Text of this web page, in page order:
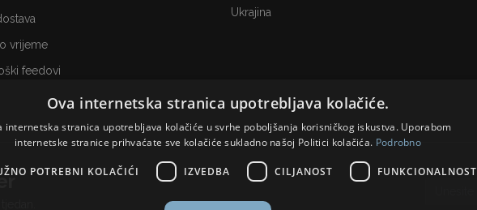
vrijeme
feedovi
Ukrajina
Ova internetska stranica upotrebljava kolačiće.
internetska stranica upotrebljava kolačiće u svrhe poboljšanja korisničkog iskustva. Uporabom
internetske stranice prihvaćate sve kolačiće sukladno našoj Politici kolačića. Podrobno
POTREBNI KOLAČIĆI IZVEDBA CILJANOST FUNKCIONALNOST